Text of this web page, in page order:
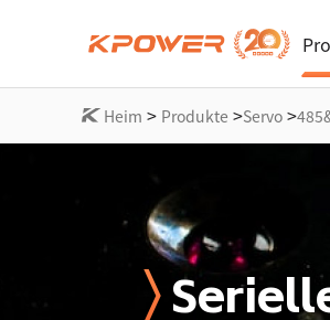
Heim > Produkte >Servo >